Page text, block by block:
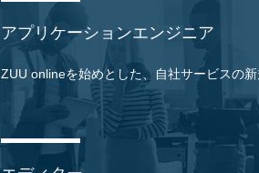
アプリケーションエンジニア
ZUU onlineを始めとした、自社サービスの